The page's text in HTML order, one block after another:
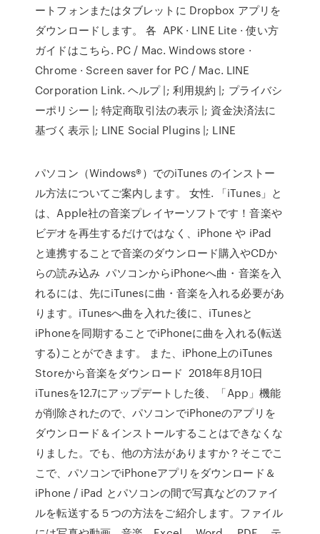
ートフォンまたはタブレットに Dropbox アプリを
ダウンロードします。 各 APK · LINE Lite · 使い方
ガイドはこちら. PC / Mac. Windows store ·
Chrome · Screen saver for PC / Mac. LINE
Corporation Link. ヘルプ |; 利用規約 |; プライバシ
ーポリシー |; 特定商取引法の表示 |; 資金決済法に
基づく表示 |; LINE Social Plugins |; LINE
パソコン（Windows®）でのiTunes のインストー
ル方法についてご案内します。 女性. 「iTunes」と
は、Apple社の音楽プレイヤーソフトです！音楽や
ビデオを再生するだけではなく、iPhone や iPad
と連携することで音楽のダウンロード購入やCDか
らの読み込み パソコンからiPhoneへ曲・音楽を入
れるには、先にiTunesに曲・音楽を入れる必要があ
ります。iTunesへ曲を入れた後に、iTunesと
iPhoneを同期することでiPhoneに曲を入れる(転送
する)ことができます。 また、iPhone上のiTunes
Storeから音楽をダウンロード 2018年8月10日
iTunesを12.7にアップデートした後、「App」機能
が削除されたので、パソコンでiPhoneのアプリを
ダウンロード＆インストールすることはできなくな
りました。でも、他の方法がありますか？そこでこ
こで、パソコンでiPhoneアプリをダウンロード＆
iPhone / iPad とパソコンの間で写真などのファイ
ルを転送する５つの方法をご紹介します。ファイル